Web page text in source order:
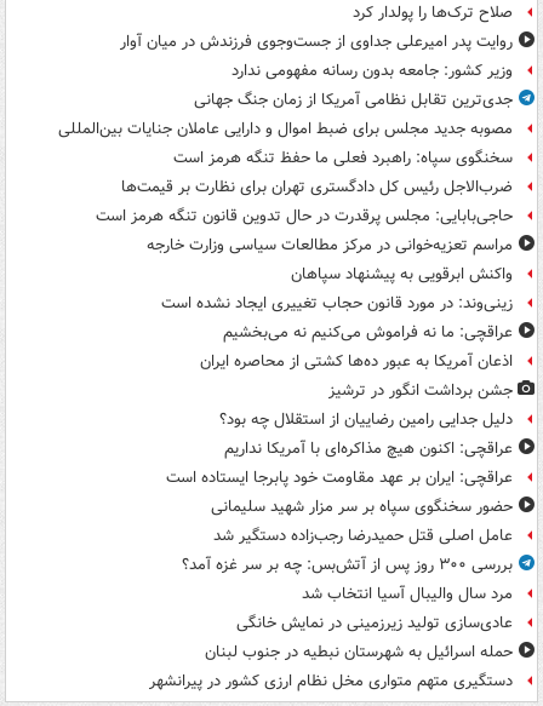
صلاح ترک‌ها را پولدار کرد
روایت پدر امیرعلی جداوی از جست‌وجوی فرزندش در میان آوار
وزیر کشور: جامعه بدون رسانه مفهومی ندارد
جدی‌ترین تقابل نظامی آمریکا از زمان جنگ جهانی
مصوبه جدید مجلس برای ضبط اموال و دارایی عاملان جنایات بین‌المللی
سخنگوی سپاه: راهبرد فعلی ما حفظ تنگه هرمز است
ضرب‌الاجل رئیس کل دادگستری تهران برای نظارت بر قیمت‌ها
حاجی‌بابایی: مجلس پرقدرت در حال تدوین قانون تنگه هرمز است
مراسم تعزیه‌خوانی در مرکز مطالعات سیاسی وزارت خارجه
واکنش ابرقویی به پیشنهاد سپاهان
زینی‌وند: در مورد قانون حجاب تغییری ایجاد نشده است
عراقچی: ما نه فراموش می‌کنیم نه می‌بخشیم
اذعان آمریکا به عبور ده‌ها کشتی از محاصره ایران
جشن برداشت انگور در ترشیز
دلیل جدایی رامین رضاییان از استقلال چه بود؟
عراقچی: اکنون هیچ مذاکره‌ای با آمریکا نداریم
عراقچی: ایران بر عهد مقاومت خود پابرجا ایستاده است
حضور سخنگوی سپاه بر سر مزار شهید سلیمانی
عامل اصلی قتل حمیدرضا رجب‌زاده دستگیر شد
بررسی ۳۰۰ روز پس از آتش‌بس: چه بر سر غزه آمد؟
مرد سال والیبال آسیا انتخاب شد
عادی‌سازی تولید زیرزمینی در نمایش خانگی
حمله اسرائیل به شهرستان نبطیه در جنوب لبنان
دستگیری متهم متواری مخل نظام ارزی کشور در پیرانشهر